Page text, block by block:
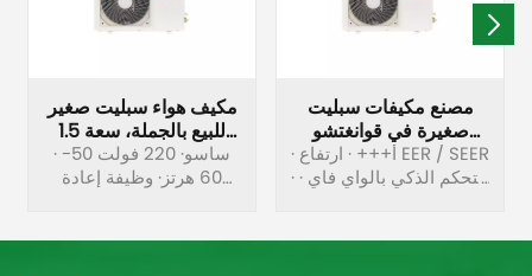
مكيف هواء سبليت صغير
للبيع بالجملة، سعة 1.5
طن، 18000 وحدة حرارية
بريطانية
· ساسو· 220 فولت 50-
60 هرتز· وظيفة إعادة
الصديقة للبيئة
مصنع مكيفات سبليت
صغيرة في قوانغتشو
الصين
· أ+++ · ارتفاع EER / SEER
· التحكم الذكي بالواي فاي ·
· الصداقة البيئية